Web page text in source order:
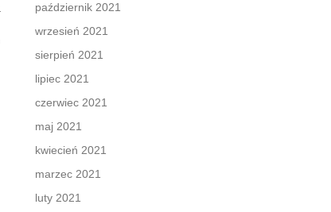
październik 2021
wrzesień 2021
sierpień 2021
lipiec 2021
czerwiec 2021
maj 2021
kwiecień 2021
marzec 2021
luty 2021